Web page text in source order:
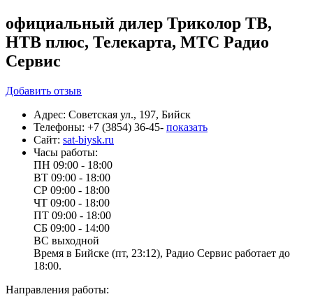
официальный дилер Триколор ТВ,
НТВ плюс, Телекарта, МТС Радио
Сервис
Добавить отзыв
Адрес: Советская ул., 197, Бийск
Телефоны: +7 (3854) 36-45- показать
Сайт: sat-biysk.ru
Часы работы:
ПН 09:00 - 18:00
ВТ 09:00 - 18:00
СР 09:00 - 18:00
ЧТ 09:00 - 18:00
ПТ 09:00 - 18:00
СБ 09:00 - 14:00
ВС выходной
Время в Бийске (пт, 23:12), Радио Сервис работает до
18:00.
Направления работы: